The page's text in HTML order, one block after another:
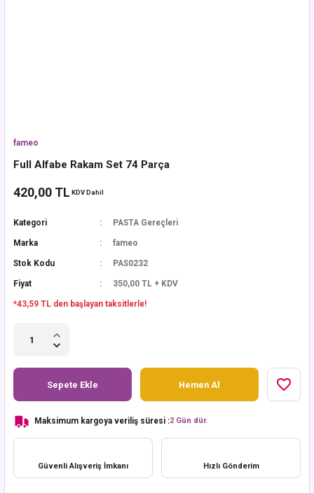
fameo
Full Alfabe Rakam Set 74 Parça
420,00 TL KDV Dahil
Kategori PASTA Gereçleri
Marka fameo
Stok Kodu PAS0232
Fiyat 350,00 TL + KDV
*43,59 TL den başlayan taksitlerle!
Sepete Ekle Hemen Al
Maksimum kargoya veriliş süresi :2 Gün dür.
Güvenli Alışveriş İmkanı Hızlı Gönderim